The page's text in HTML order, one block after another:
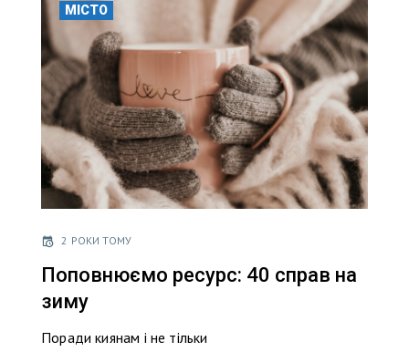
МІСТО
2 РОКИ ТОМУ
Поповнюємо ресурс: 40 справ на
зиму
Поради киянам і не тільки